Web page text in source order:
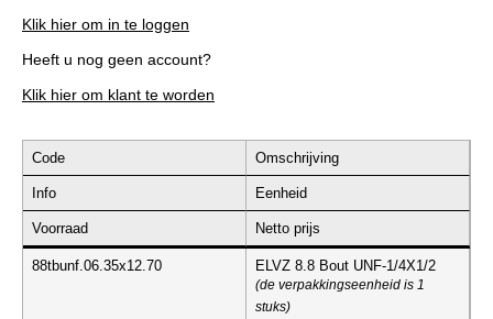
Klik hier om in te loggen
Heeft u nog geen account?
Klik hier om klant te worden
Code Omschrijving
Info Eenheid
Voorraad Netto prijs
88tbunf.06.35x12.70 ELVZ 8.8 Bout UNF-1/4X1/2
(de verpakkingseenheid is 1
stuks)